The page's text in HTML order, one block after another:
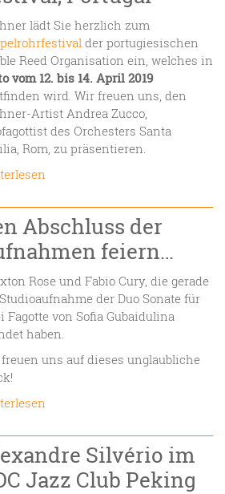
lädt Sie herzlich zum
der portugiesischen
Reed Organisation ein, welches in
vom 12. bis 14. April 2019
wird. Wir freuen uns, den
Artist Andrea Zucco,
des Orchesters Santa
Rom, zu präsentieren.
Abschluss der
feiern…
Rose und Fabio Cury, die gerade
der Duo Sonate für
Fagotte von Sofia Gubaidulina
haben.
uns auf dieses unglaubliche
Silvério im
Jazz Club Peking